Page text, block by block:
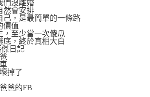
們沒離婚
然會安排
己，是最簡單的一條路
價值
，至少當一次傻瓜
底，終於真相大白
日記
掉了
爸的FB